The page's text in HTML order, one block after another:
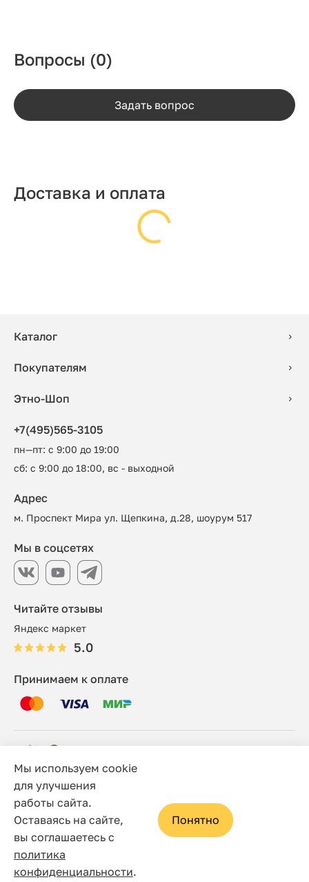
Вопросы (0)
Задать вопрос
Доставка и оплата
Каталог
Покупателям
Этно-Шоп
+7(495)565-3105
пн—пт: с 9:00 до 19:00
сб: с 9:00 до 18:00, вс - выходной
Читайте отзывы
Яндекс маркет
5.0
Адрес
м. Проспект Мира ул. Щепкина, д.28, шоурум 517
Принимаем к оплате
Мы в соцсетях
© 2006 - 2026 Этно-шоп, Интернет-магазин
Политика конфиденциальности
Сайт носит исключительно информационный характер, и
ни при каких условиях не является публичной офертой,
определяемой положениями статьи 437(2) Гражданского
кодекса Российской Федерации
Мы используем cookie
для улучшения
работы сайта.
Оставаясь на сайте,
вы соглашаетесь с
политика
конфиденциальности.
Понятно